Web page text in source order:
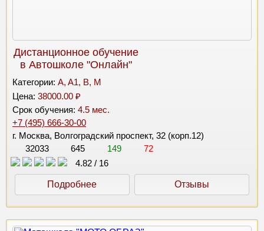
Дистанционное обучение
в Автошколе "Онлайн"
Категории: A, A1, B, M
Цена: 38000.00 ₽
Срок обучения: 4.5 мес.
+7 (495) 666-30-00
г. Москва, Волгоградский проспект, 32 (корп.12)
32033
645 149
72
4.82 / 16
Подробнее Отзывы